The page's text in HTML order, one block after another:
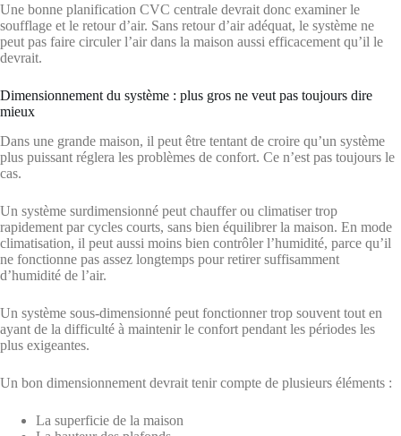
Une bonne planification CVC centrale devrait donc examiner le
soufflage et le retour d’air. Sans retour d’air adéquat, le système ne
peut pas faire circuler l’air dans la maison aussi efficacement qu’il le
devrait.
Dimensionnement du système : plus gros ne veut pas toujours dire
mieux
Dans une grande maison, il peut être tentant de croire qu’un système
plus puissant réglera les problèmes de confort. Ce n’est pas toujours le
cas.
Un système surdimensionné peut chauffer ou climatiser trop
rapidement par cycles courts, sans bien équilibrer la maison. En mode
climatisation, il peut aussi moins bien contrôler l’humidité, parce qu’il
ne fonctionne pas assez longtemps pour retirer suffisamment
d’humidité de l’air.
Un système sous-dimensionné peut fonctionner trop souvent tout en
ayant de la difficulté à maintenir le confort pendant les périodes les
plus exigeantes.
Un bon dimensionnement devrait tenir compte de plusieurs éléments :
La superficie de la maison